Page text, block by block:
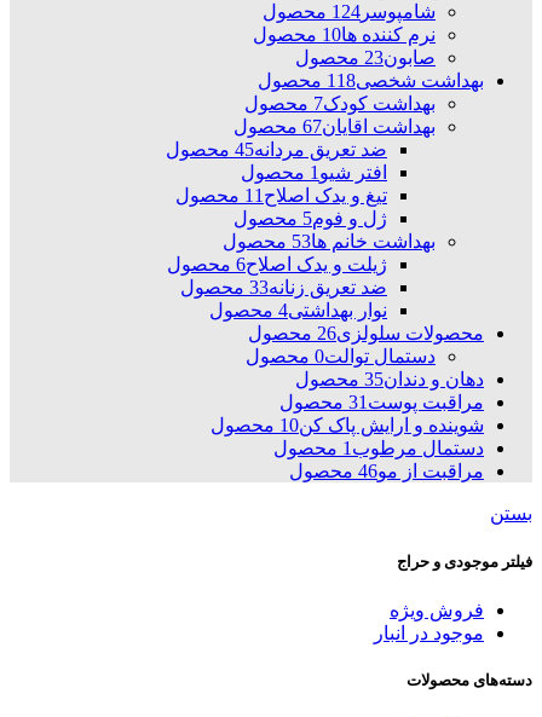
شامپوسر 124 محصول
نرم کننده ها10 محصول
صابون23 محصول
بهداشت شخصی118 محصول
بهداشت کودک7 محصول
بهداشت اقایان67 محصول
ضد تعریق مردانه45 محصول
افتر شیو1 محصول
تیغ و یدک اصلاح11 محصول
ژل و فوم5 محصول
بهداشت خانم ها53 محصول
ژیلت و یدک اصلاح6 محصول
ضد تعریق زنانه33 محصول
نوار بهداشتی4 محصول
محصولات سلولزی26 محصول
دستمال توالت0 محصول
دهان و دندان35 محصول
مراقبت پوست31 محصول
شوینده و ارایش پاک کن10 محصول
دستمال مرطوب1 محصول
مراقبت از مو46 محصول
بستن
فیلتر موجودی و حراج
فروش ویژه
موجود در انبار
دسته‌های محصولات